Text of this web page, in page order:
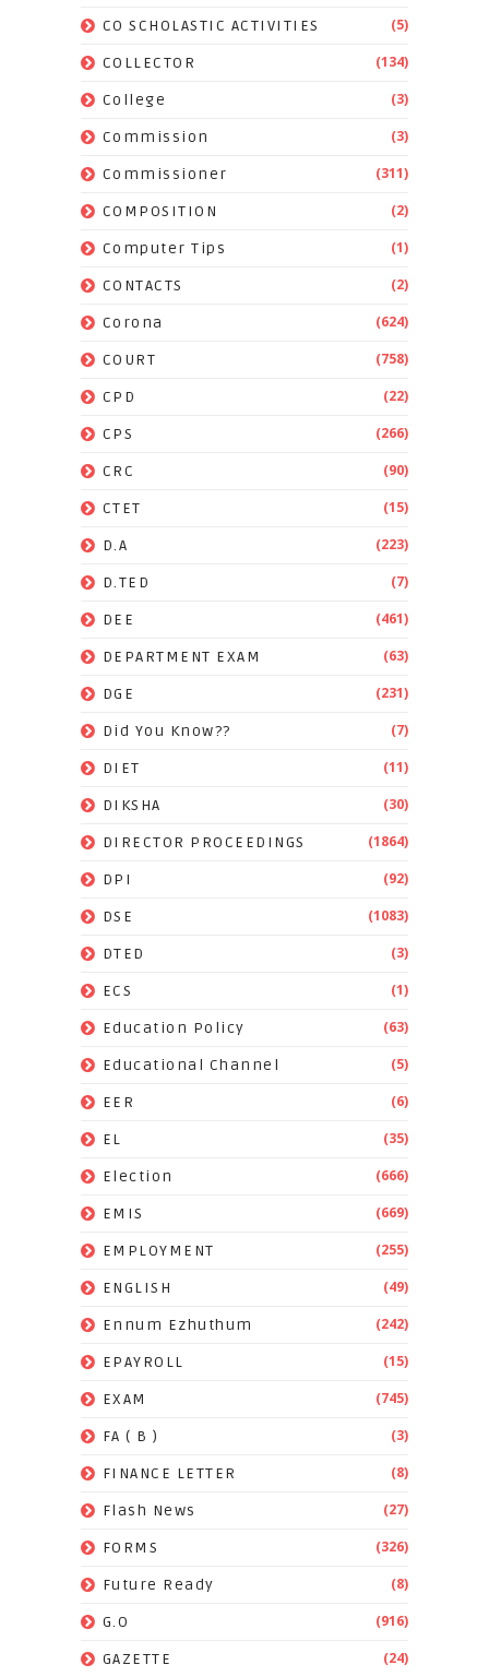
CO SCHOLASTIC ACTIVITIES (5)
COLLECTOR (134)
College (3)
Commission (3)
Commissioner (311)
COMPOSITION (2)
Computer Tips (1)
CONTACTS (2)
Corona (624)
COURT (758)
CPD (22)
CPS (266)
CRC (90)
CTET (15)
D.A (223)
D.TED (7)
DEE (461)
DEPARTMENT EXAM (63)
DGE (231)
Did You Know?? (7)
DIET (11)
DIKSHA (30)
DIRECTOR PROCEEDINGS (1864)
DPI (92)
DSE (1083)
DTED (3)
ECS (1)
Education Policy (63)
Educational Channel (5)
EER (6)
EL (35)
Election (666)
EMIS (669)
EMPLOYMENT (255)
ENGLISH (49)
Ennum Ezhuthum (242)
EPAYROLL (15)
EXAM (745)
FA ( B ) (3)
FINANCE LETTER (8)
Flash News (27)
FORMS (326)
Future Ready (8)
G.O (916)
GAZETTE (24)